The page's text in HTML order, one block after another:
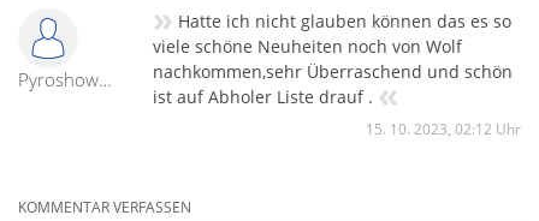
Pyroshowmaster
» Hatte ich nicht glauben können das es so
viele schöne Neuheiten noch von Wolf
nachkommen,sehr Überraschend und schön
ist auf Abholer Liste drauf . «
15. 10. 2023, 02:12 Uhr
KOMMENTAR VERFASSEN